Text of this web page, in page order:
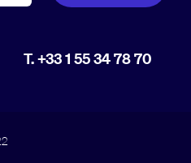
T. +33 1 55 34 78 70